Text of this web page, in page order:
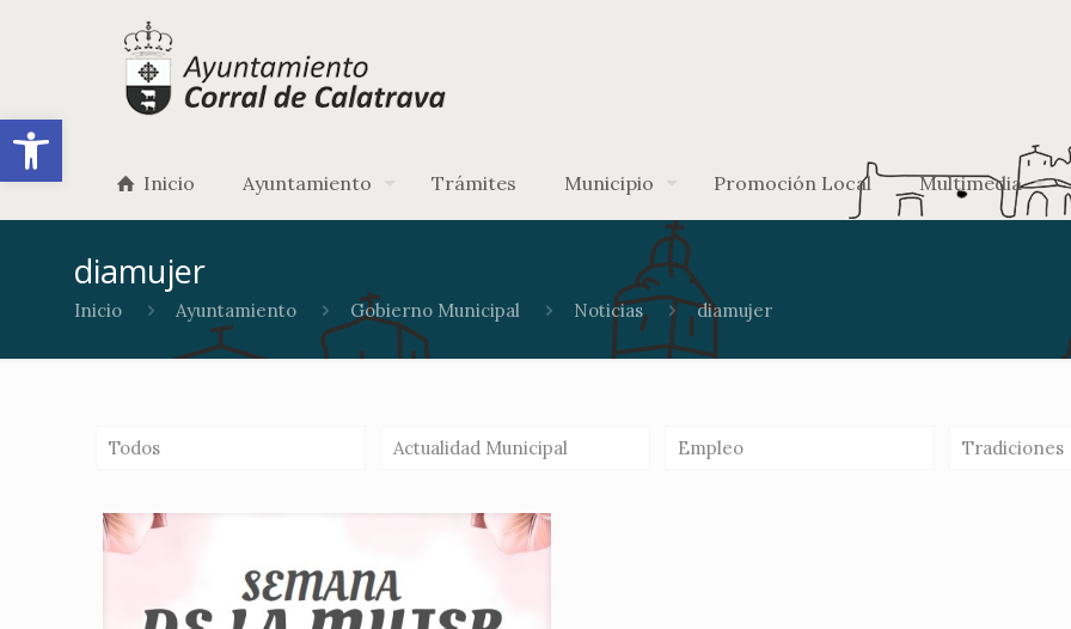
Abrir barra de herramientas
Inicio Ayuntamiento Trámites Municipio Promoción Local Multimedia
diamujer
Inicio Ayuntamiento Gobierno Municipal Noticias diamujer
Todos Actualidad Municipal Empleo Tradiciones